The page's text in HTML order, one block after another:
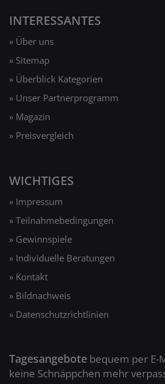
INTERESSANTES
» Über uns
» Sitemap
» Überblick Kategorien
» Unser Partnerprogramm
» Magazin
» Preisvergleich
WICHTIGES
» Impressum
» Teilnahmebedingungen
» Gewinnspiele
» Individuelle Beratungen
» Kontakt
» Bildnachweis
» Datenschutzrichtlinien
Tagesangebote bequem per E-
keine Schnäppchen mehr